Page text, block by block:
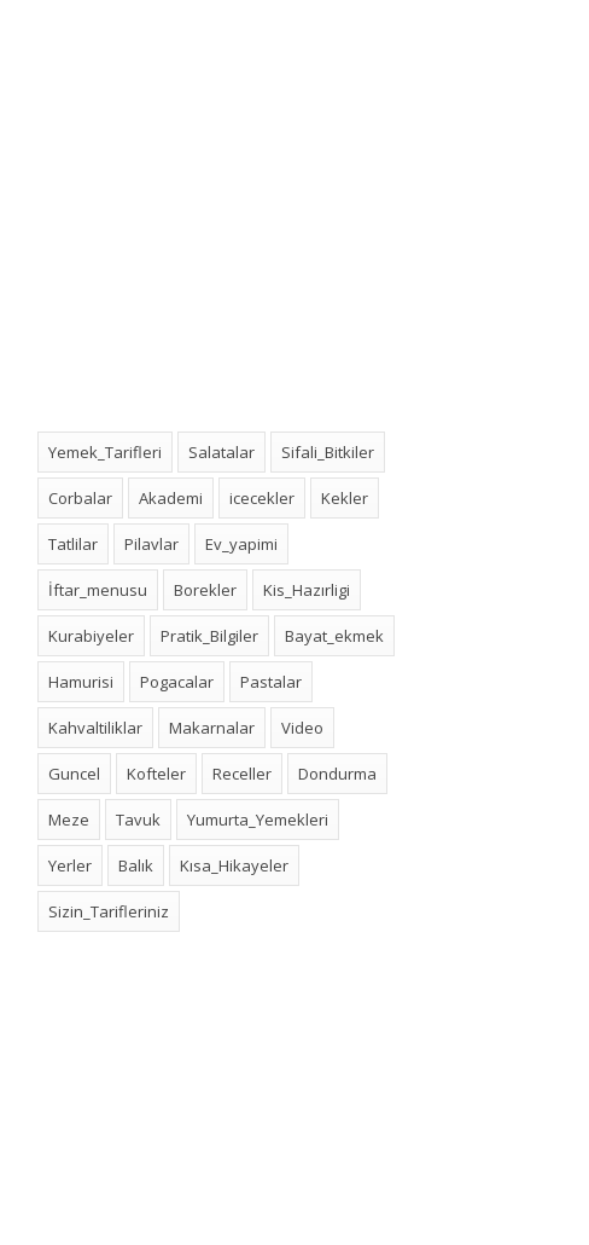
Yemek_Tarifleri Salatalar Sifali_Bitkiler
Corbalar Akademi icecekler Kekler
Tatlilar Pilavlar Ev_yapimi
İftar_menusu Borekler Kis_Hazırligi
Kurabiyeler Pratik_Bilgiler Bayat_ekmek
Hamurisi Pogacalar Pastalar
Kahvaltiliklar Makarnalar Video
Guncel Kofteler Receller Dondurma
Meze Tavuk Yumurta_Yemekleri
Yerler Balık Kısa_Hikayeler
Sizin_Tarifleriniz